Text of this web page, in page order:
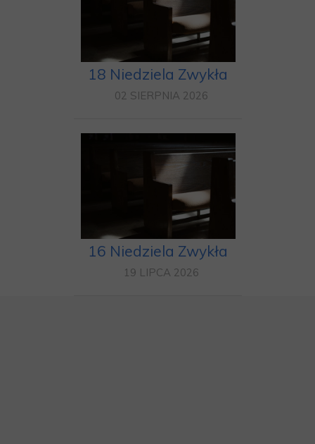
18 Niedziela Zwykła
02 SIERPNIA 2026
16 Niedziela Zwykła
19 LIPCA 2026